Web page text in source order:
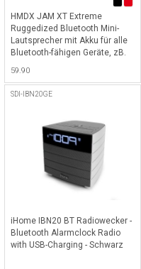
HMDX JAM XT Extreme
Ruggedized Bluetooth Mini-
Lautsprecher mit Akku für alle
Bluetooth-fähigen Geräte, zB.
59.90
SDI-IBN20GE
iHome IBN20 BT Radiowecker -
Bluetooth Alarmclock Radio
with USB-Charging - Schwarz